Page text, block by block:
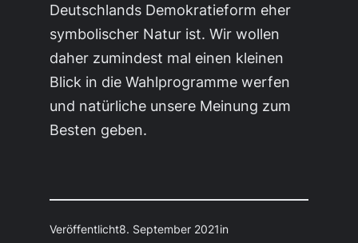
Deutschlands Demokratieform eher
symbolischer Natur ist. Wir wollen
daher zumindest mal einen kleinen
Blick in die Wahlprogramme werfen
und natürliche unsere Meinung zum
Besten geben.
Veröffentlicht8. September 2021in